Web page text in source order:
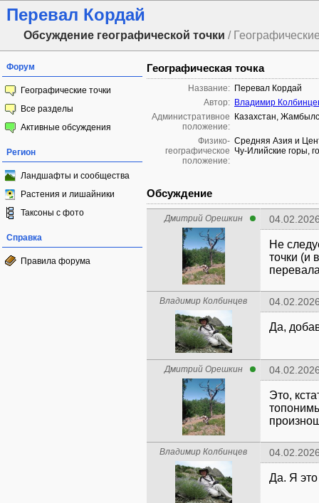
Перевал Кордай
Обсуждение географической точки /
Форум
Географические точки
Все разделы
Активные обсуждения
Регион
Ландшафты и сообщества
Растения и лишайники
Таксоны с фото
Справка
Правила форума
Географическая точка
Название: Перевал Кордай
Автор: Владимир
Административное
положение:
Казахстан,
Физико-
географическое
положение:
Средняя Азия и
Чу-Илийские горы,
Обсуждение
Дмитрий Орешкин
Не
точки (и
Владимир Колбинцев
Да,
Дмитрий Орешкин
Это,
Владимир Колбинцев
Да. Я